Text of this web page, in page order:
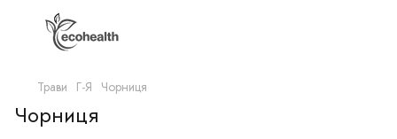
Трави Г-Я Чорниця
Чорниця